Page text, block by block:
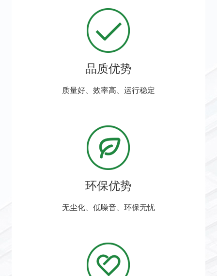
品质优势
质量好、效率高、运行稳定
环保优势
无尘化、低噪音、环保无忧